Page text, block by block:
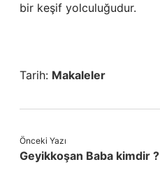
bir keşif yolculuğudur.
Tarih: Makaleler
Önceki Yazı
Geyikkoşan Baba kimdir ?